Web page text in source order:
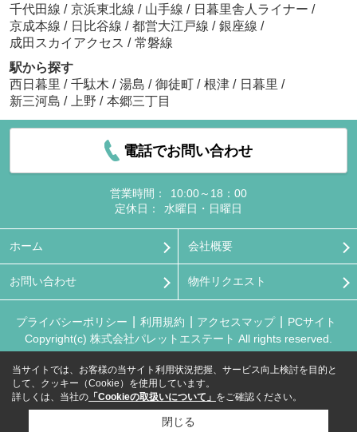
千代田線 / 京浜東北線 / 山手線 / 日暮里舎人ライナー /
京成本線 / 日比谷線 / 都営大江戸線 / 銀座線 /
成田スカイアクセス / 常磐線
駅から探す
西日暮里 / 千駄木 / 湯島 / 御徒町 / 根津 / 日暮里 /
新三河島 / 上野 / 本郷三丁目
電話でお問い合わせ
営業時間：
10:00～18：00
定休日：
水曜日・日曜日
ホーム 会社概要
お問い合わせ 物件リクエスト
プライバシーポリシー 利用規約 アクセスマップ
PCサイト
Copyright(c) 株式会社パレットエステート All rights reserved.
当サイトでは、お客様の当サイト利用状況把握、サービス向上検討を目的と
して、クッキー（Cookie）を使用しています。
詳しくは、当社の 「Cookieの取扱いについて」 をご確認ください。
閉じる